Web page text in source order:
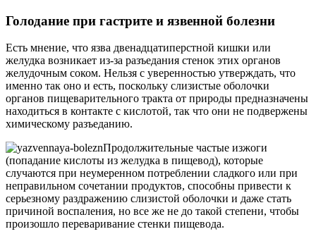
Голодание при гастрите и язвенной болезни
Есть мнение, что язва двенадцатиперстной кишки или
желудка возникает из-за разъедания стенок этих органов
желудочным соком. Нельзя с уверенностью утверждать, что
именно так оно и есть, поскольку слизистые оболочки
органов пищеварительного тракта от природы предназначены
находиться в контакте с кислотой, так что они не подвержены
химическому разъеданию.
Продолжительные частые изжоги
(попадание кислоты из желудка в пищевод), которые
случаются при неумеренном потреблении сладкого или при
неправильном сочетании продуктов, способны привести к
серьезному раздражению слизистой оболочки и даже стать
причиной воспаления, но все же не до такой степени, чтобы
произошло переваривание стенки пищевода.